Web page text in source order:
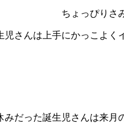
ちょっぴりさ
児さんは上手にかっこよく
みだった誕生児さんは来月